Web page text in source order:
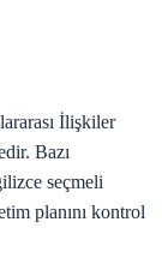
İlişkiler
Bazı
seçmeli
planını kontrol